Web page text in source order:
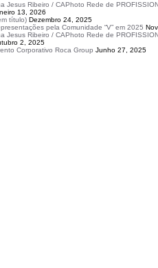
Jesus Ribeiro / CAPhoto Rede de
13, 2026
título) Dezembro 24, 2025
pela Comunidade “V” em 2025
Jesus Ribeiro / CAPhoto Rede de
2, 2025
Corporativo Roca Group Junho 27, 2025